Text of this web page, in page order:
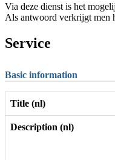
Via deze dienst is het
Als antwoord verkrijgt men
Service
Basic information
Title (nl)
Description (nl)